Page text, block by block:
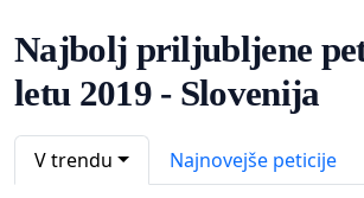
Najbolj priljubljene
letu 2019 - Slovenija
V trendu Najnovejše peticije